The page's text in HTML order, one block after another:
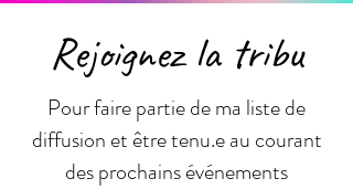
Rejoignez la tribu
Pour faire partie de ma liste de
diffusion et être tenu.e au courant
des prochains événements